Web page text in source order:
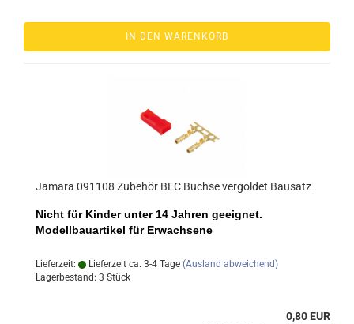
IN DEN WARENKORB
Jamara 091108 Zubehör BEC Buchse vergoldet Bausatz
Nicht für Kinder unter 14 Jahren geeignet.
Modellbauartikel für Erwachsene
Lieferzeit: Lieferzeit ca. 3-4 Tage (Ausland abweichend)
Lagerbestand: 3 Stück
0,80 EUR